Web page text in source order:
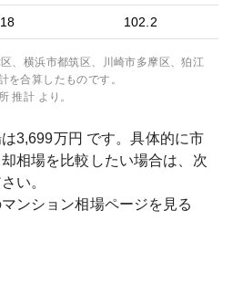
102.2
、横浜市都筑区、川崎市多摩区、狛江
を合算したものです。
推計 より。
3,699万円 です。具体的に市
相場を比較したい場合は、次
い。
ンション相場ページを見る